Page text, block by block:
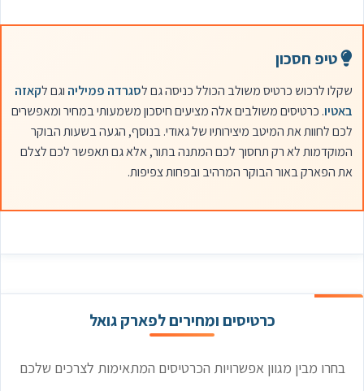
טיפ חסכון
שקלו לרכוש כרטיס משולב הכולל כניסה גם לסגרדה פמיליה וגם לקאזה
באטיו. כרטיסים משולבים אלה מציעים חיסכון משמעותי במחיר ומאפשרים
לכם לחוות את המיטב מיצירותיו של גאודי. בנוסף, הגעה בשעות הבוקר
המוקדמות לא רק תחסוך לכם המתנה בתור, אלא גם תאפשר לכם לצלם
את הפארק באור הבוקר המרהיב ובפחות צפיפות.
כרטיסים ומחירים לפארק גואל
בחרו מבין מגוון אפשרויות הכרטיסים המתאימות לצרכים שלכם